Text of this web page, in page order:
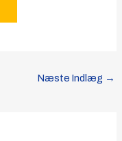
Næste Indlæg →